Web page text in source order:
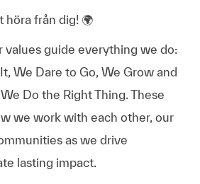
höra från dig! 🌍
values guide everything we do:
We Dare to Go, We Grow and
Do the Right Thing. These
we work with each other, our
as we drive
lasting impact.